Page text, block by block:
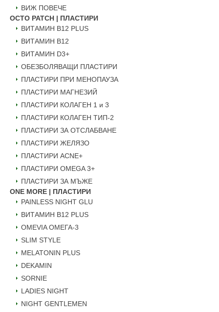
ВИЖ ПОВЕЧЕ
OCTO PATCH | ПЛАСТИРИ
ВИТАМИН B12 PLUS
ВИТАМИН B12
ВИТАМИН D3+
ОБЕЗБОЛЯВАЩИ ПЛАСТИРИ
ПЛАСТИРИ ПРИ МЕНОПАУЗА
ПЛАСТИРИ МАГНЕЗИЙ
ПЛАСТИРИ КОЛАГЕН 1 и 3
ПЛАСТИРИ КОЛАГЕН ТИП-2
ПЛАСТИРИ ЗА ОТСЛАБВАНЕ
ПЛАСТИРИ ЖЕЛЯЗО
ПЛАСТИРИ ACNE+
ПЛАСТИРИ OMEGA 3+
ПЛАСТИРИ ЗА МЪЖЕ
ONE MORE | ПЛАСТИРИ
PAINLESS NIGHT GLU
ВИТАМИН B12 PLUS
ОMEVIA ОМЕГА-3
SLIM STYLE
MELATONIN PLUS
DEKAMIN
SORNIE
LADIES NIGHT
NIGHT GENTLEMEN